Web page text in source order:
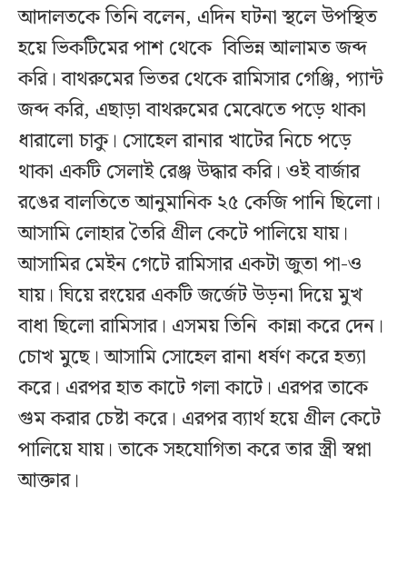
আদালতকে তিনি বলেন, এদিন ঘটনা স্থলে উপস্থিত
হয়ে ভিকটিমের পাশ থেকে বিভিন্ন আলামত জব্দ
করি। বাথরুমের ভিতর থেকে রামিসার গেঞ্জি, প্যান্ট
জব্দ করি, এছাড়া বাথরুমের মেঝেতে পড়ে থাকা
ধারালো চাকু। সোহেল রানার খাটের নিচে পড়ে
থাকা একটি সেলাই রেঞ্জ উদ্ধার করি। ওই বার্জার
রঙের বালতিতে আনুমানিক ২৫ কেজি পানি ছিলো।
আসামি লোহার তৈরি গ্রীল কেটে পালিয়ে যায়।
আসামির মেইন গেটে রামিসার একটা জুতা পা-ও
যায়। ঘিয়ে রংয়ের একটি জর্জেট উড়না দিয়ে মুখ
বাধা ছিলো রামিসার। এসময় তিনি কান্না করে দেন।
চোখ মুছে। আসামি সোহেল রানা ধর্ষণ করে হত্যা
করে। এরপর হাত কাটে গলা কাটে। এরপর তাকে
গুম করার চেষ্টা করে। এরপর ব্যার্থ হয়ে গ্রীল কেটে
পালিয়ে যায়। তাকে সহযোগিতা করে তার স্ত্রী স্বপ্না
আক্তার।